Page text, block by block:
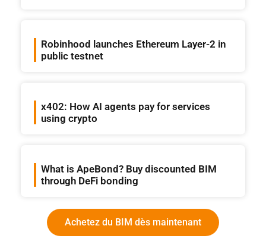
Robinhood launches Ethereum Layer-2 in
public testnet
x402: How AI agents pay for services
using crypto
What is ApeBond? Buy discounted BIM
through DeFi bonding
Achetez du BIM dès maintenant